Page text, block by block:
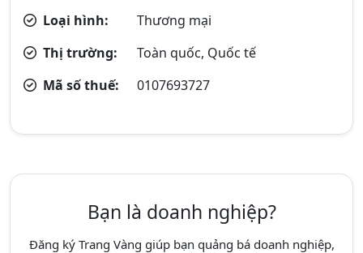
Loại hình:
Thương mại
Thị trường:
Toàn quốc, Quốc tế
Mã số thuế:
0107693727
Bạn là doanh nghiệp?
Đăng ký Trang Vàng giúp bạn quảng bá doanh nghiệp,